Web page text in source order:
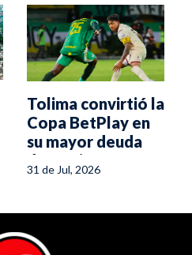
Tolima convirtió la
Copa BetPlay en
su mayor deuda
deportiva
31 de Jul, 2026